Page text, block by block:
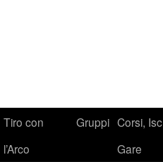
Tiro con
l’Arco
Gruppi Corsi,
Gare